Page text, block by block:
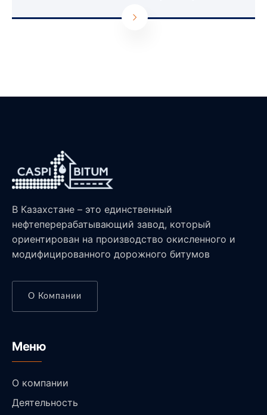
В Казахстане – это единственный
нефтеперерабатывающий завод, который
ориентирован на производство окисленного и
модифицированного дорожного битумов
О Компании
Меню
О компании
Деятельность